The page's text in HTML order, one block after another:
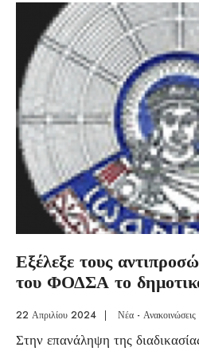
Εξέλεξε τους
του ΦΟΔΣΑ το
22 Απριλίου 2024 Νέα - Ανακοινώσεις
Στην επανάληψη της